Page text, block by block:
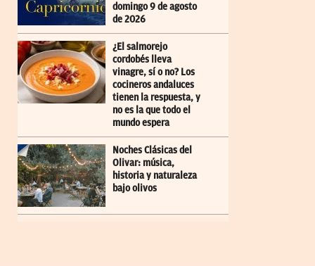
domingo 9 de agosto
de 2026
¿El salmorejo
cordobés lleva
vinagre, sí o no? Los
cocineros andaluces
tienen la respuesta, y
no es la que todo el
mundo espera
Noches Clásicas del
Olivar: música,
historia y naturaleza
bajo olivos